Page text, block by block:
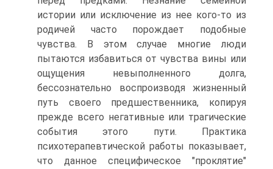
истории или исключение из нее кого-то из
родичей часто порождает подобные
чувства. В этом случае многие люди
пытаются избавиться от чувства вины или
ощущения невыполненного долга,
бессознательно воспроизводя жизненный
путь своего предшественника, копируя
прежде всего негативные или трагические
события этого пути. Практика
психотерапевтической работы показывает,
что данное специфическое "проклятие"